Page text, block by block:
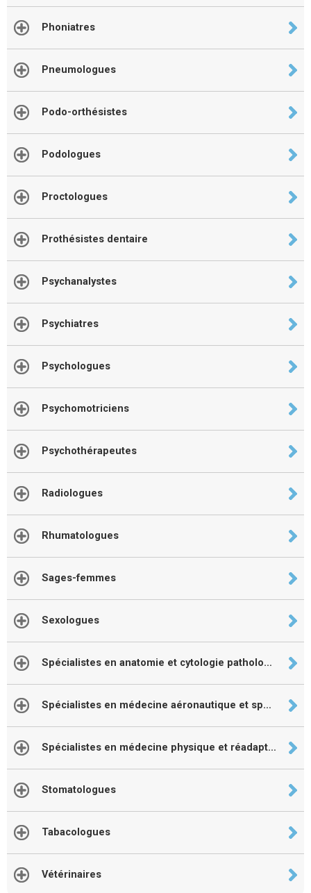
Phoniatres
Pneumologues
Podo-orthésistes
Podologues
Proctologues
Prothésistes dentaire
Psychanalystes
Psychiatres
Psychologues
Psychomotriciens
Psychothérapeutes
Radiologues
Rhumatologues
Sages-femmes
Sexologues
Spécialistes en anatomie et cytologie pathologique
Spécialistes en médecine aéronautique et spatiale
Spécialistes en médecine physique et réadaptation
Stomatologues
Tabacologues
Vétérinaires